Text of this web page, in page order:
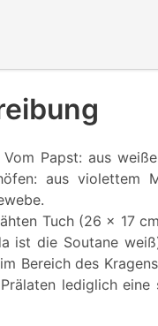
Papst: aus
aus violettem
Tuch (26 x 17
ist die Soutane
Bereich des
lediglich eine